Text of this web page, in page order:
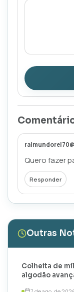
Quero fazer
Responder
Outras
Colheita de
algodão